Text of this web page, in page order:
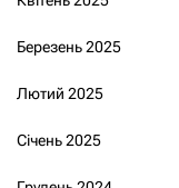
Березень 2025
Лютий 2025
Січень 2025